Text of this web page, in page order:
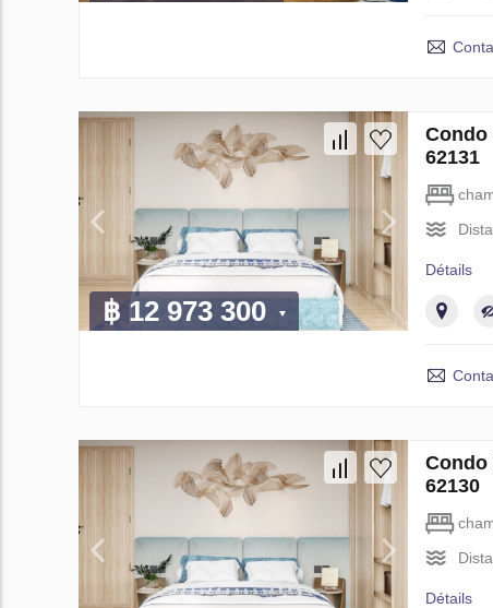
฿ 12 973 300
Condo
62131
Détails
Condo
62130
Détails